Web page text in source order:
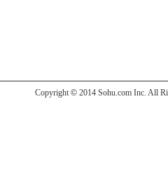
Copyright © 2014 Sohu.com Inc. All